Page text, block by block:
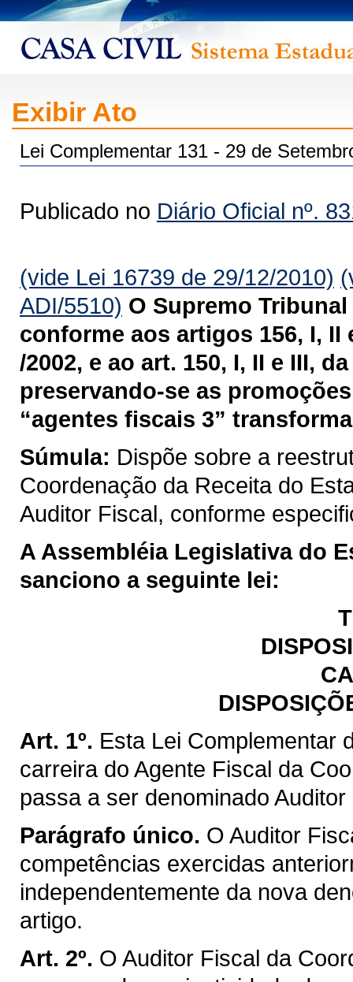
Exibir Ato
Lei Complementar 131 - 29 de
Publicado no Diário Oficial nº.
(vide Lei 16739 de 29/12/2010)
ADI/5510) O Supremo
conforme aos artigos 156, I, II
/2002, e ao art. 150, I, II e III,
preservando-se as
“agentes fiscais 3”
Súmula: Dispõe sobre a
Coordenação da Receita do
Auditor Fiscal, conforme
A Assembléia Legislativa do
sanciono a seguinte lei:
Art. 1º. Esta Lei Complementar
carreira do Agente Fiscal da
passa a ser denominado Auditor
Parágrafo único. O Auditor
competências exercidas
independentemente da nova
artigo.
Art. 2º. O Auditor Fiscal da